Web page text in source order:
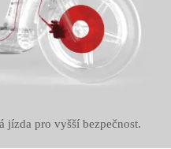
jízda pro vyšší bezpečnost.